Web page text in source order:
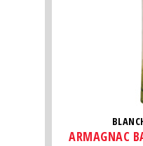
ARMAGNAC